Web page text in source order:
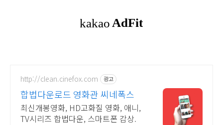
http://clean.cinefox.com 광고
합법다운로드 영화관 씨네폭스
최신개봉영화, HD고화질 영화, 애니,
TV시리즈 합법다운, 스마트폰 감상.